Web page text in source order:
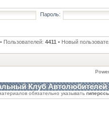
Пароль:
• Пользователей: 4411 • Новый
Клуб Автолюбителей
обязательно указывать